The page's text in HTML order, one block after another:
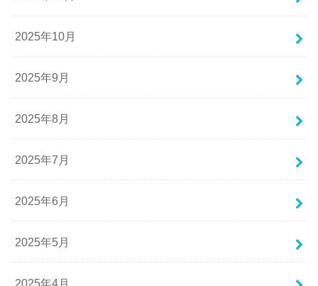
2025年10月
2025年9月
2025年8月
2025年7月
2025年6月
2025年5月
2025年4月